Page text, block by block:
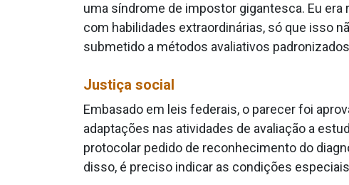
uma síndrome de impostor gigantesca. Eu
com habilidades extraordinárias, só que isso
submetido a métodos avaliativos
Justiça social
Embasado em leis federais, o parecer foi
adaptações nas atividades de avaliação a
protocolar pedido de reconhecimento do
disso, é preciso indicar as condições